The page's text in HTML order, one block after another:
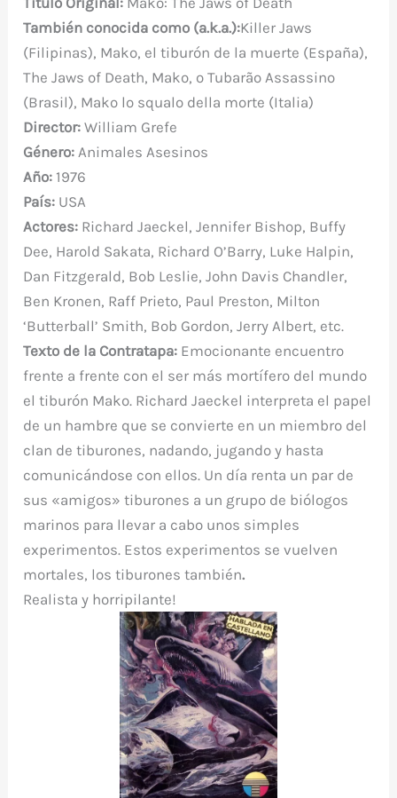
e
b
o
o
k
te
r
e
st
s
A
p
p
bl
r
di
t
a
m
p
ar
ti
r
También conocida como (a.k.a.):Killer Jaws
(Filipinas), Mako, el tiburón de la muerte (España),
The Jaws of Death, Mako, o Tubarão Assassino
(Brasil), Mako lo squalo della morte (Italia)
Director: William Grefe
Género: Animales Asesinos
Año: 1976
País: USA
Actores: Richard Jaeckel, Jennifer Bishop, Buffy
Dee, Harold Sakata, Richard O’Barry, Luke Halpin,
Dan Fitzgerald, Bob Leslie, John Davis Chandler,
Ben Kronen, Raff Prieto, Paul Preston, Milton
‘Butterball’ Smith, Bob Gordon, Jerry Albert, etc.
Texto de la Contratapa: Emocionante encuentro
frente a frente con el ser más mortífero del mundo
el tiburón Mako. Richard Jaeckel interpreta el papel
de un hambre que se convierte en un miembro del
clan de tiburones, nadando, jugando y hasta
comunicándose con ellos. Un día renta un par de
sus «amigos» tiburones a un grupo de biólogos
marinos para llevar a cabo unos simples
experimentos. Estos experimentos se vuelven
mortales, los tiburones también.
Realista y horripilante!